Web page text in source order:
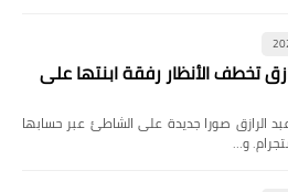
تخطف الأنظار رفقة ابنتها على
الرازق صورا جديدة على الشاطئ عبر حسابها
و…